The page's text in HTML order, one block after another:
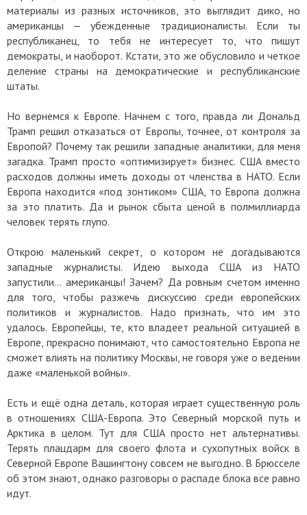
материалы из разных источников, это выглядит дико, но
американцы — убежденные традиционалисты. Если ты
республиканец, то тебя не интересует то, что пишут
демократы, и наоборот. Кстати, это же обусловило и четкое
деление страны на демократические и республиканские
штаты.
Но вернемся к Европе. Начнем с того, правда ли Дональд
Трамп решил отказаться от Европы, точнее, от контроля за
Европой? Почему так решили западные аналитики, для меня
загадка. Трамп просто «оптимизирует» бизнес. США вместо
расходов должны иметь доходы от членства в НАТО. Если
Европа находится «под зонтиком» США, то Европа должна
за это платить. Да и рынок сбыта ценой в полмиллиарда
человек терять глупо.
Открою маленький секрет, о котором не догадываются
западные журналисты. Идею выхода США из НАТО
запустили... американцы! Зачем? Да ровным счетом именно
для того, чтобы разжечь дискуссию среди европейских
политиков и журналистов. Надо признать, что им это
удалось. Европейцы, те, кто владеет реальной ситуацией в
Европе, прекрасно понимают, что самостоятельно Европа не
сможет влиять на политику Москвы, не говоря уже о ведении
даже «маленькой войны».
Есть и ещё одна деталь, которая играет существенную роль
в отношениях США-Европа. Это Северный морской путь и
Арктика в целом. Тут для США просто нет альтернативы.
Терять плацдарм для своего флота и сухопутных войск в
Северной Европе Вашингтону совсем не выгодно. В Брюсселе
об этом знают, однако разговоры о распаде блока все равно
идут.